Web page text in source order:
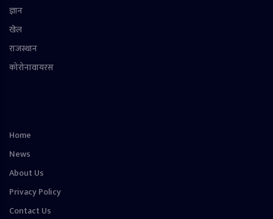
ज्ञान
खेल
राजस्थान
कोरोनावायरस
Home
News
About Us
Privacy Policy
Contact Us